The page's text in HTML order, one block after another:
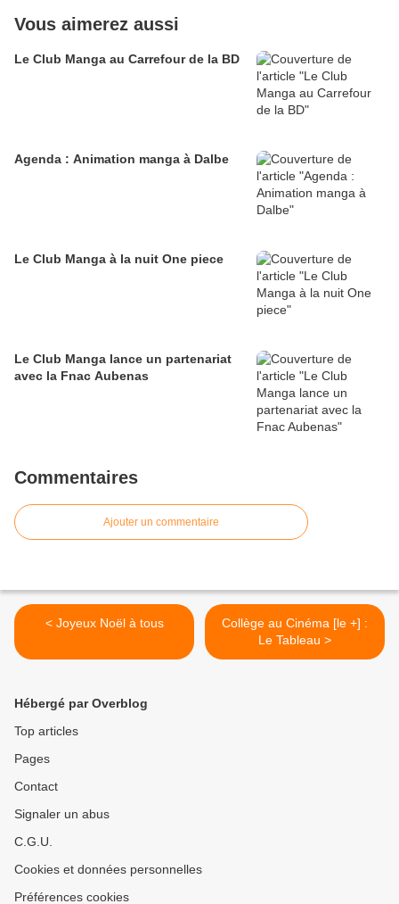
Vous aimerez aussi
Le Club Manga au Carrefour de la BD
Agenda : Animation manga à Dalbe
Le Club Manga à la nuit One piece
Le Club Manga lance un partenariat
avec la Fnac Aubenas
Commentaires
Ajouter un commentaire
< Joyeux Noël à tous
Collège au Cinéma [le +] :
Le Tableau >
Hébergé par Overblog
Top articles
Pages
Contact
Signaler un abus
C.G.U.
Cookies et données personnelles
Préférences cookies